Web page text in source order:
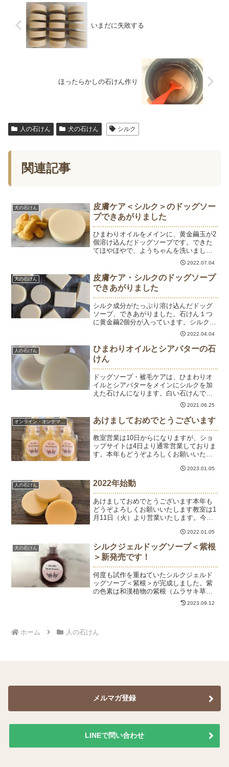
いまだに失敗する
ほったらかしの石けん作り
人の石けん 犬の石けん シルク
関連記事
犬の石けん
皮膚ケア＜シルク＞のドッグソー
プできあがりました
ひまわりオイルをメインに、黄金繭玉が2
個溶け込んだドッグソープです。できた
てほやほやで、ようちゃんを洗いまし
た。さらふわ～♡ショップサイトで販売
2022.07.04
犬の石けん
皮膚ケア・シルクのドッグソープ
できあがりました
シルク成分がたっぷり溶け込んだドッグ
ソープ、できあがりました。石けん１つ
に黄金繭2個分が入っています。シルクは
保湿効果の他にも、泡立ちがクリーミー
になります。きめ細かな泡がわんちゃん
の被毛を洗うのにも適しています。ショ
ップサイトで本日より販...
2022.04.04
人の石けん
ひまわりオイルとシアバターの石
けん
ドッグソープ・被毛ケアは、ひまわりオ
イルとシアバターをメインにシルクを加
えた石けんになります。白い石けんで被
毛に優しい。現在完売で、7月末にできあ
2021.06.25
あけましておめでとうございます
教室営業は10日からになりますが、ショ
ップサイトは4日より通常営業しておりま
す。本年もどうぞよろしくお願いいたし
グソープ。ご利用いただいた方より、泡
立ち＆汚れ落ちがよく被毛がサラサラに
なったとご感想を頂い...
2023.01.05
人の石けん 2022年始動
あけましておめでとうございます本年も
どうぞよろしくお願いいたします教室は1
月11日（火）より営業いたします。今は
などは4日から行っています。石けんも作
りました。今年最初の石けんはシルクの
石けん。紡いだ繭玉...
2022.01.05
犬の石けん
シルクジェルドッグソープ＜紫根
＞新発売です！
何度も試作を重ねていたシルクジェルド
ッグソープ＜紫根＞が完成しました。紫
の色素は和漢植物の紫根（ムラサキ草の
根）から抽出したものです。紫根は江戸
時代から皮膚のお薬として使われていた
2023.09.12
ホーム 人の石けん
メルマガ登録
LINEで問い合わせ